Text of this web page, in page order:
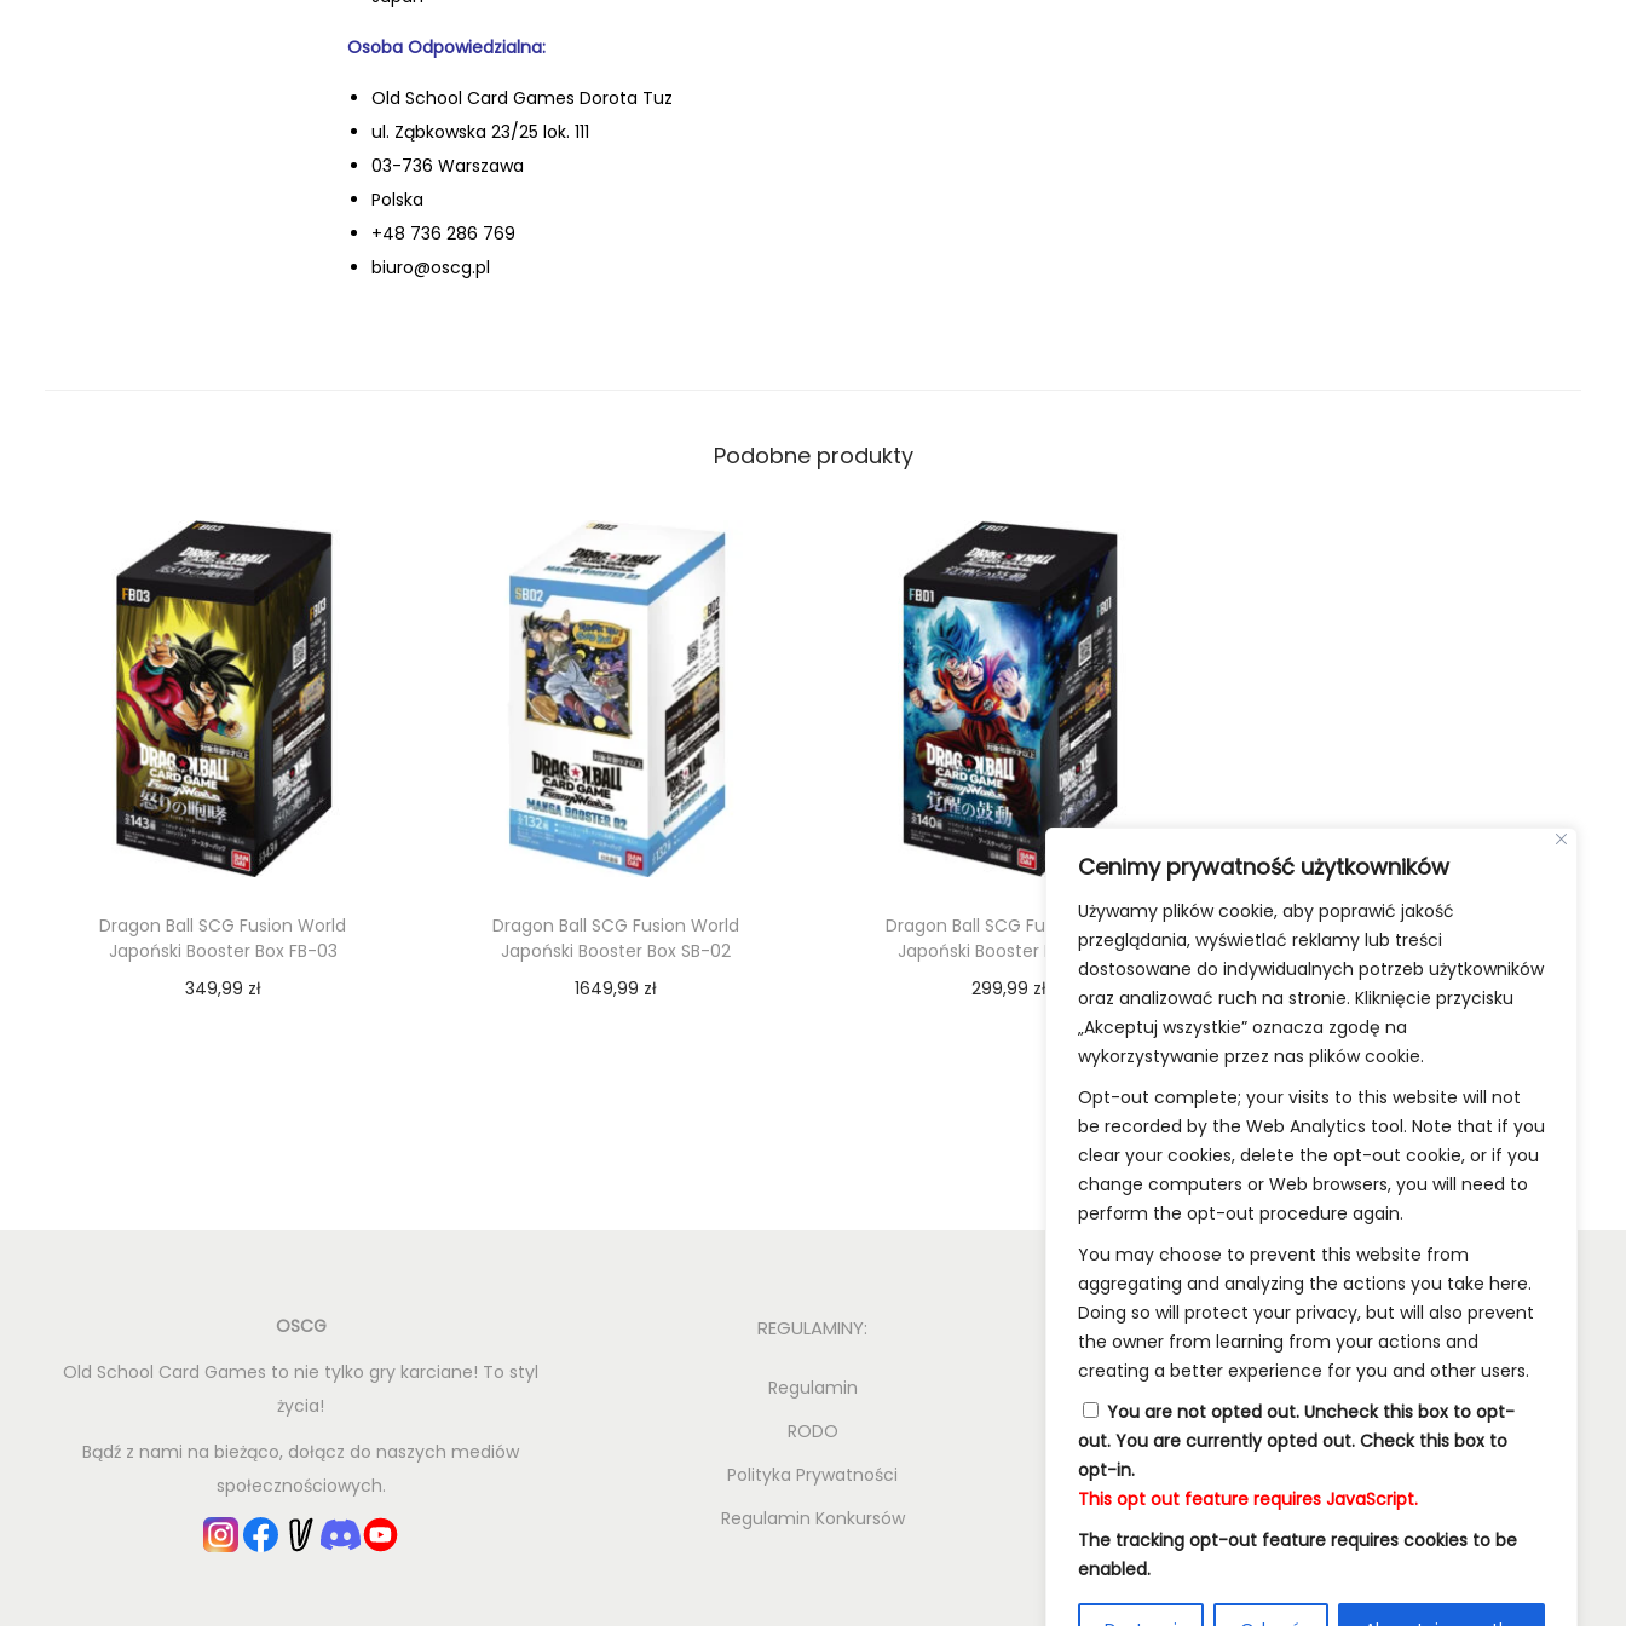
Cenimy prywatność użytkowników
Używamy plików cookie, aby poprawić jakość
przeglądania, wyświetlać reklamy lub treści
dostosowane do indywidualnych potrzeb użytkowników
oraz analizować ruch na stronie. Kliknięcie przycisku
„Akceptuj wszystkie” oznacza zgodę na
wykorzystywanie przez nas plików cookie.
Opt-out complete; your visits to this website will not
be recorded by the Web Analytics tool. Note that if you
clear your cookies, delete the opt-out cookie, or if you
change computers or Web browsers, you will need to
perform the opt-out procedure again.
You may choose to prevent this website from
aggregating and analyzing the actions you take here.
Doing so will protect your privacy, but will also prevent
the owner from learning from your actions and
creating a better experience for you and other users.
You are not opted out. Uncheck this box to opt-
out. You are currently opted out. Check this box to
opt-in.
This opt out feature requires JavaScript.
The tracking opt-out feature requires cookies to be
enabled.
Osoba Odpowiedzialna:
Old School Card Games Dorota Tuz
ul. Ząbkowska 23/25 lok. 111
03-736 Warszawa
Polska
+48 736 286 769
biuro@oscg.pl
Podobne produkty
Dragon Ball SCG Fusion World
Japoński Booster Box FB-03
349,99 zł
Dragon Ball SCG Fusion World
Japoński Booster Box SB-02
1649,99 zł
Dragon Ball SCG Fusion World
Japoński Booster Box FB-01
299,99 zł
Dodaj do koszyka
OSCG
Old School Card Games to nie tylko gry karciane! To styl
życia!
Bądź z nami na bieżąco, dołącz do naszych mediów
społecznościowych.
REGULAMINY:
Regulamin
RODO
Polityka Prywatności
Regulamin Konkursów
INFORMACJE:
Wysyłka i Dostawa
Metody Płatności w Naszym Sklepie